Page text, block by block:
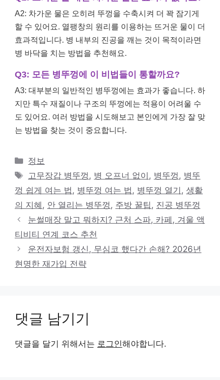
A2: 차가운 물은 오히려 뚜껑을 수축시켜 더 꽉 잠기게
할 수 있어요. 열팽창의 원리를 이용하는 뜨거운 물이 더
효과적입니다. 병 내부의 진공을 깨는 것이 목적이라면
병 바닥을 치는 방법을 추천해요.
Q3: 모든 병뚜껑에 이 비법들이 통할까요?
A3: 대부분의 일반적인 병뚜껑에는 효과가 좋습니다. 하
지만 특수 재질이나 구조의 뚜껑에는 적용이 어려울 수
도 있어요. 여러 방법을 시도해보고 본인에게 가장 잘 맞
는 방법을 찾는 것이 중요합니다.
카
테
리
정보
태
그
고무장갑 병뚜껑 , 병 오프너 없이 , 병뚜껑 , 병뚜
껑 쉽게 여는 법 , 병뚜껑 여는 법 , 병뚜껑 열기 , 생활
의 지혜 , 안 열리는 병뚜껑 , 주방 꿀팁 , 진공 병뚜껑
눈썰매장 말고 뭐하지? 근처 스파, 카페, 겨울 액
티비티 연계 코스 추천
운전자보험 갱신, 무심코 했다간 손해? 2026년
현명한 재가입 전략
댓글 남기기
댓글을 달기 위해서는 로그인해야합니다.